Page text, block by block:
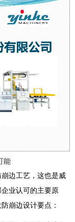
能
边工艺，这也是威
业认可的主要原
崩边设计要点：